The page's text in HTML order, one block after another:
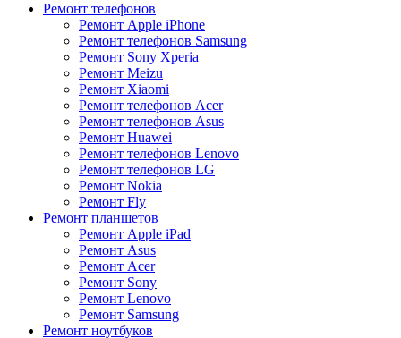
Ремонт телефонов
Ремонт Apple iPhone
Ремонт телефонов Samsung
Ремонт Sony Xperia
Ремонт Meizu
Ремонт Xiaomi
Ремонт телефонов Acer
Ремонт телефонов Asus
Ремонт Huawei
Ремонт телефонов Lenovo
Ремонт телефонов LG
Ремонт Nokia
Ремонт Fly
Ремонт планшетов
Ремонт Apple iPad
Ремонт Asus
Ремонт Acer
Ремонт Sony
Ремонт Lenovo
Ремонт Samsung
Ремонт ноутбуков